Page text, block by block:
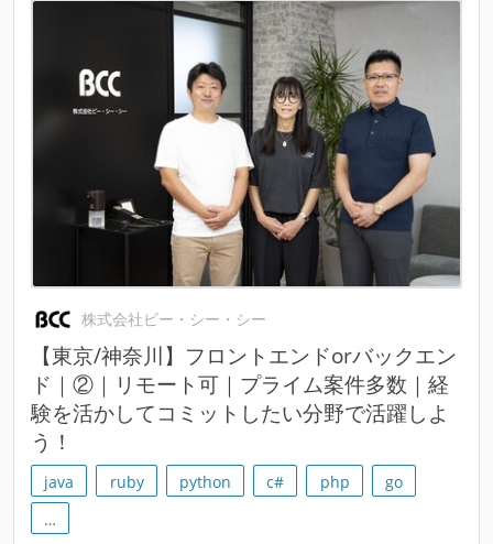
株式会社ビー・シー・シー
【東京/神奈川】フロントエンドorバックエン
ド｜②｜リモート可｜プライム案件多数｜経
験を活かしてコミットしたい分野で活躍しよ
う！
java ruby python c# php
go
…